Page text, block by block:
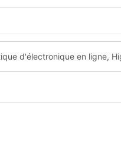
d'électronique en ligne,